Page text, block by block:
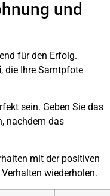
und
für den Erfolg.
, die Ihre Samtpfote
sein. Geben Sie das
nachdem das
mit der positiven
wiederholen.